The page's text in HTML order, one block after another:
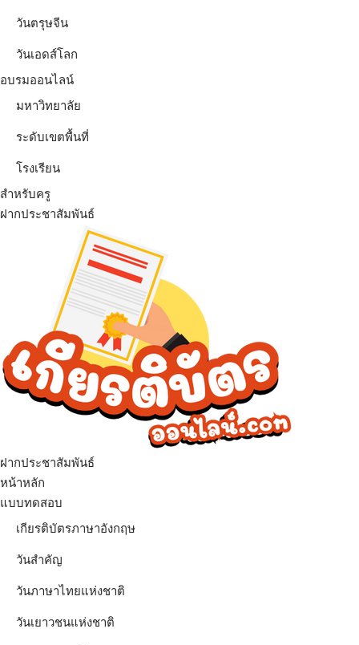
วันตรุษจีน
วันเอดส์โลก
อบรมออนไลน์
มหาวิทยาลัย
ระดับเขตพื้นที่
โรงเรียน
สำหรับครู
ฝากประชาสัมพันธ์
ฝากประชาสัมพันธ์
เมนู
หน้าหลัก
แบบทดสอบ
เกียรติบัตรภาษาอังกฤษ
วันสำคัญ
วันภาษาไทยแห่งชาติ
วันเยาวชนแห่งชาติ